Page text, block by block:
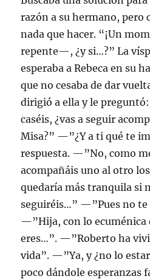
razón a su hermano, pero
nada que hacer. “¡Un
repente—, ¿y si…?” La
esperaba a Rebeca en su
que no cesaba de dar
dirigió a ella y le
caséis, ¿vas a seguir
Misa?” —”¿Y a ti qué te
respuesta. —”No, como
acompañáis uno al otro
quedaría más tranquila si
seguiréis…” —”Pues no te
—”Hija, con lo ecuménica
eres…”. —”Roberto ha
vida”. —”Ya, y ¿no lo
poco dándole esperanzas